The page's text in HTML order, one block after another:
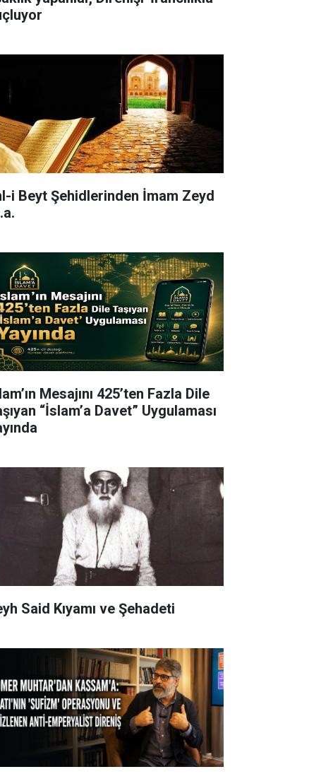
i Beyt Şehidlerinden İmam Zeyd
Mesajını 425’ten Fazla Dile
“İslam’a Davet” Uygulaması
Said Kıyamı ve Şehadeti